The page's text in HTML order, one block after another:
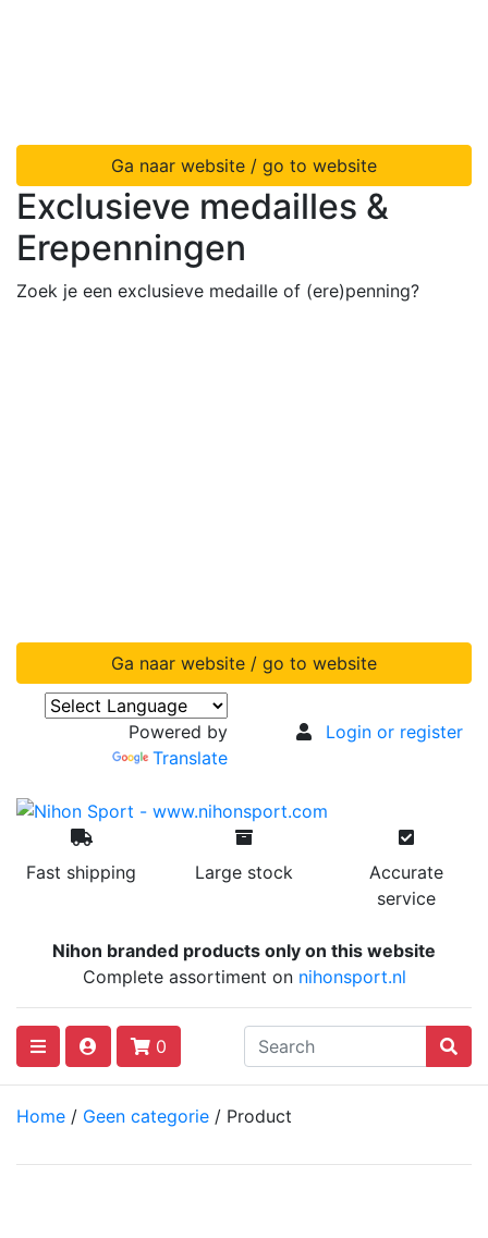
Ga naar website / go to website
Exclusieve medailles &
Erepenningen
Zoek je een exclusieve medaille of (ere)penning?
Ga naar website / go to website
Powered by
Translate
Login or register
Fast shipping Large stock
Accurate
service
Nihon branded products only on this website
Complete assortiment on nihonsport.nl
0
Home / Geen categorie / Product